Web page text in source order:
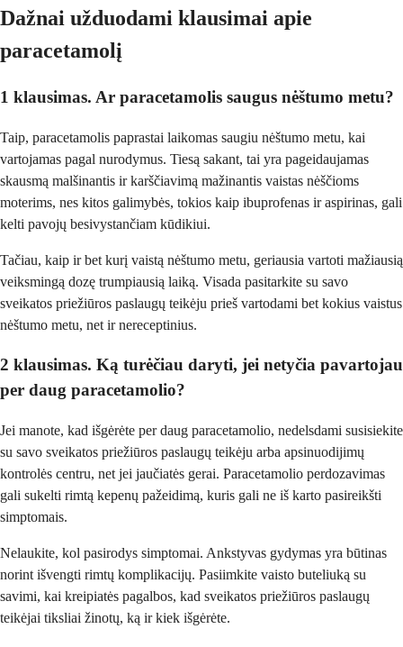
Dažnai užduodami klausimai apie
paracetamolį
1 klausimas. Ar paracetamolis saugus nėštumo metu?
Taip, paracetamolis paprastai laikomas saugiu nėštumo metu, kai
vartojamas pagal nurodymus. Tiesą sakant, tai yra pageidaujamas
skausmą malšinantis ir karščiavimą mažinantis vaistas nėščioms
moterims, nes kitos galimybės, tokios kaip ibuprofenas ir aspirinas, gali
kelti pavojų besivystančiam kūdikiui.
Tačiau, kaip ir bet kurį vaistą nėštumo metu, geriausia vartoti mažiausią
veiksmingą dozę trumpiausią laiką. Visada pasitarkite su savo
sveikatos priežiūros paslaugų teikėju prieš vartodami bet kokius vaistus
nėštumo metu, net ir nereceptinius.
2 klausimas. Ką turėčiau daryti, jei netyčia pavartojau
per daug paracetamolio?
Jei manote, kad išgėrėte per daug paracetamolio, nedelsdami susisiekite
su savo sveikatos priežiūros paslaugų teikėju arba apsinuodijimų
kontrolės centru, net jei jaučiatės gerai. Paracetamolio perdozavimas
gali sukelti rimtą kepenų pažeidimą, kuris gali ne iš karto pasireikšti
simptomais.
Nelaukite, kol pasirodys simptomai. Ankstyvas gydymas yra būtinas
norint išvengti rimtų komplikacijų. Pasiimkite vaisto buteliuką su
savimi, kai kreipiatės pagalbos, kad sveikatos priežiūros paslaugų
teikėjai tiksliai žinotų, ką ir kiek išgėrėte.